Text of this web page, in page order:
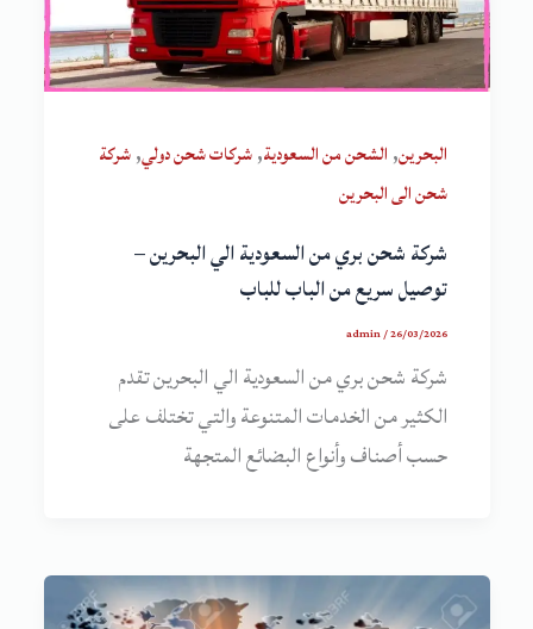
البحرين, الشحن من السعودية,شركات شحن دولي,شركة
شحن الى البحرين
شركة شحن بري من السعودية الي البحرين –
توصيل سريع من الباب للباب
admin/26/03/2026
شركة شحن بري من السعودية الي البحرين تقدم
الكثير من الخدمات المتنوعة والتي تختلف على
حسب أصناف وأنواع البضائع المتجهة